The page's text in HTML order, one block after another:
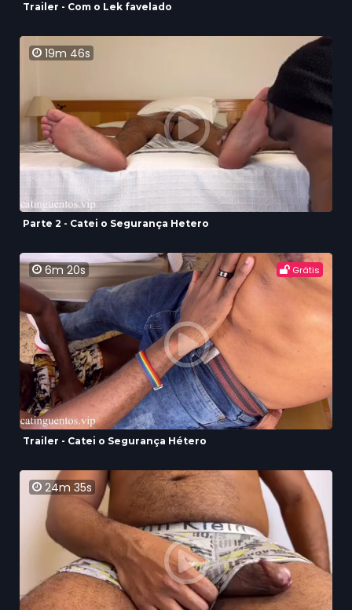
Trailer - Com o Lek favelado
19m 46s
Parte 2 - Catei o Segurança Hetero
6m 20s Grátis
Trailer - Catei o Segurança Hétero
24m 35s